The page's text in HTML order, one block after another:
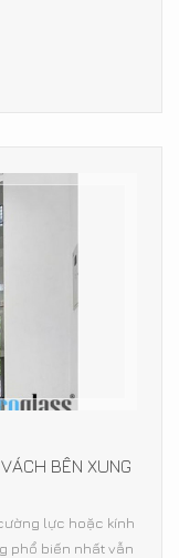
BÊN XUNG
lực hoặc kính
phổ biến nhất vẫn